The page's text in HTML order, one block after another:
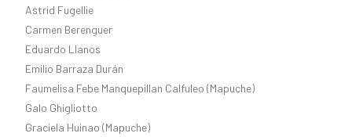
Astrid Fugellie
Carmen Berenguer
Eduardo Llanos
Emilio Barraza Durán
Faumelisa Febe Manquepillan Calfuleo (Mapuche)
Galo Ghigliotto
Graciela Huinao (Mapuche)